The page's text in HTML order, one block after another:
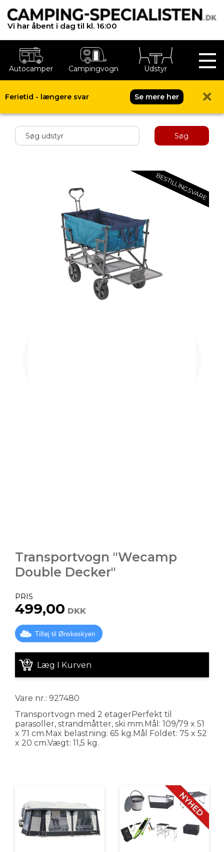
Vi har åbent i dag til kl. 16:00
Autocamper Campingvogn Udstyr
Ferietid - længere svar
Se mere her
Søg
BESTILLINGSVARE
BESTILLINGSVARE
BESTILLINGSVARE
BESTILLINGSVARE
BESTILLINGSVARE
BESTILLINGSVARE
Transportvogn "Wecamp
Double Decker"
PRIS
499,00 DKK
Tilføj til Ønskeskyen
Læg I Kurven
Vare nr.: 927480
Transportvogn med 2 etagerPerfekt til
parasoller, strandmåtter, ski mm.Mål: 109/79 x 51
x 71 cm.Max belastning: 65 kg.Mål Foldet: 75 x 52
x 20 cm.Vægt: 11,5 kg.